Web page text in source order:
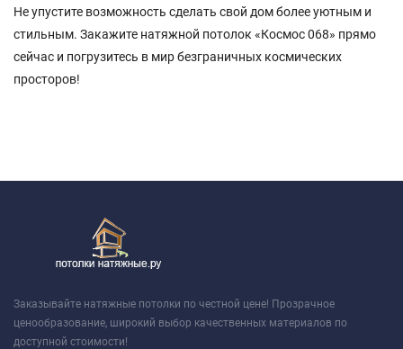
Не упустите возможность сделать свой дом более уютным и
стильным. Закажите натяжной потолок «Космос 068» прямо
сейчас и погрузитесь в мир безграничных космических
просторов!
Заказывайте натяжные потолки по честной цене! Прозрачное
ценообразование, широкий выбор качественных материалов по
доступной стоимости!